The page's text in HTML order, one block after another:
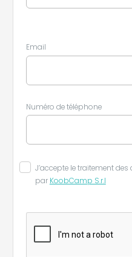
Email
Numéro de téléphone
J’accepte le traitement
par KoobCamp S.r.l